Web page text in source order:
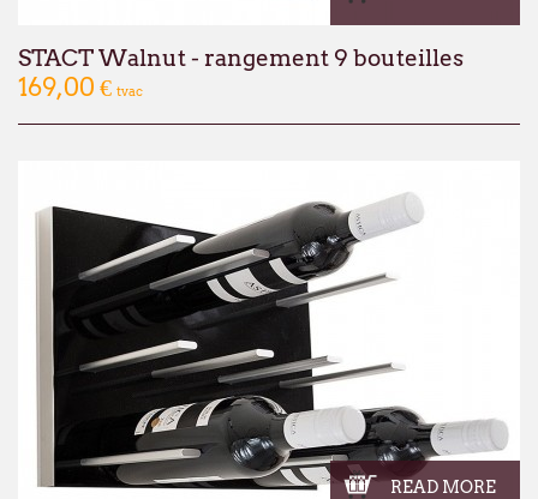
STACT Walnut - rangement 9 bouteilles
169,00 € tvac
READ MORE